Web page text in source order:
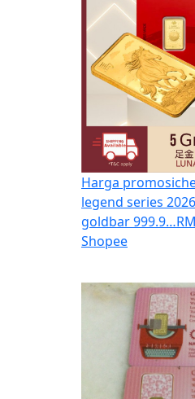
Harga promosi
legend series
goldbar 999.9…
Shopee